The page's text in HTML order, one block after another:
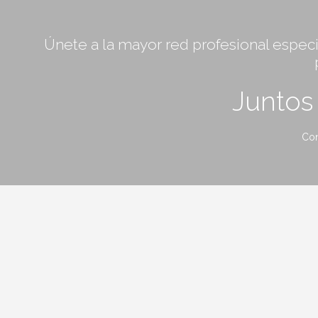
Únete a la mayor red profesional